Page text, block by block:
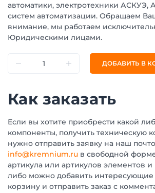
автоматики, электротехники
систем автоматизации. Обращаем
внимание, мы работаем
Юридическими лицами.
ДОБАВИТЬ В
Как заказать
Если вы хотите приобрести какой
компоненты, получить техническую
нужно отправить заявку на наш
info@kremnium.ru в свободной
артикула или артикулов элементов и
либо можно добавить
корзину и отправить заказ с